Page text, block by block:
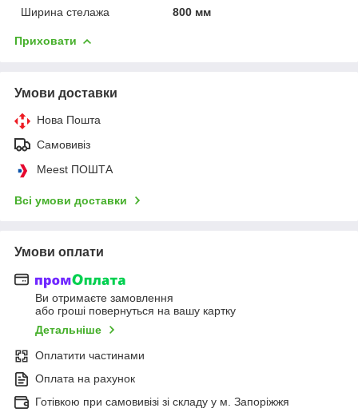
Ширина стелажа
800 мм
Приховати
Умови доставки
Нова Пошта
Самовивіз
Meest ПОШТА
Всі умови доставки
Умови оплати
Ви отримаєте замовлення
або гроші повернуться на вашу картку
Детальніше
Оплатити частинами
Оплата на рахунок
Готівкою при самовивізі зі складу у м. Запоріжжя